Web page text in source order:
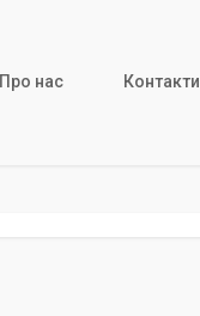
Про нас Контакти